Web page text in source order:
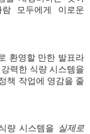
모두에게 이로운
환영할 만한 발표라
력한 식량 시스템을
책 작업에 영감을 줄
량 시스템을 실제로